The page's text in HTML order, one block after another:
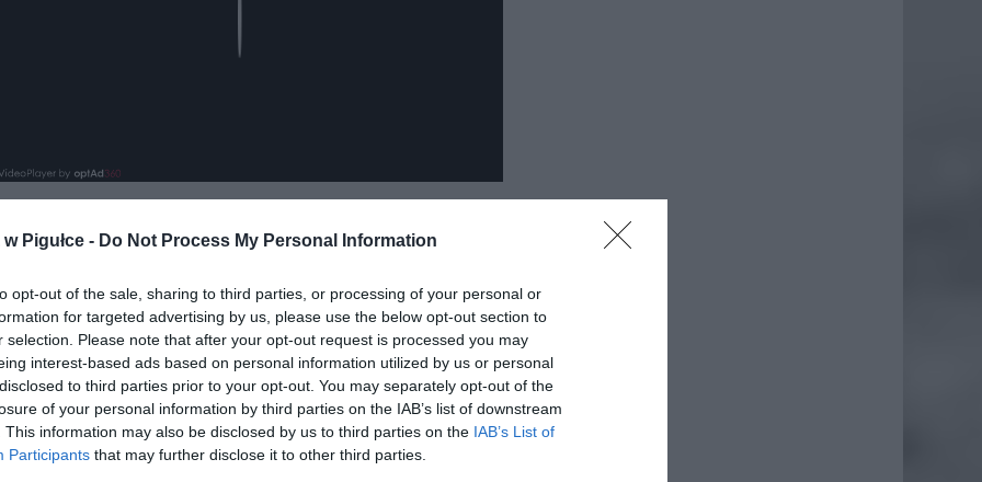
Pigułce - Do Not Process My Personal Information
opt-out of the sale, sharing to third parties, or processing of your personal or
for targeted advertising by us, please use the below opt-out section to
selection. Please note that after your opt-out request is processed you may
interest-based ads based on personal information utilized by us or personal
to third parties prior to your opt-out. You may separately opt-out of the
of your personal information by third parties on the IAB’s list of downstream
This information may also be disclosed by us to third parties on the IAB’s List of
Participants that may further disclose it to other third parties.
ad